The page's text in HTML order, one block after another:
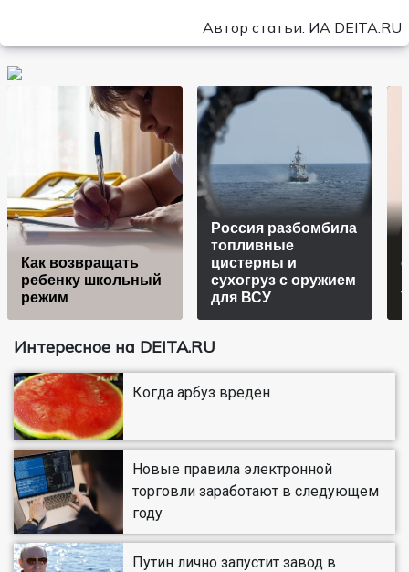
Автор статьи: ИА DEITA.RU
Как возвращать
ребенку школьный
режим
Россия разбомбила
топливные
цистерны и
сухогруз с оружием
для ВСУ
Интересное на DEITA.RU
Когда арбуз вреден
Новые правила электронной
торговли заработают в следующем
году
Путин лично запустит завод в